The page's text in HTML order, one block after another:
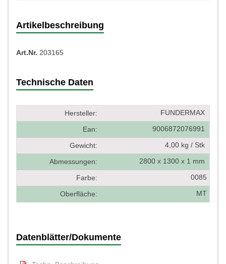
Artikelbeschreibung
Art.Nr. 203165
Technische Daten
Hersteller: FUNDERMAX
Ean: 9006872076991
Gewicht: 4,00 kg / Stk
Abmessungen: 2800 x 1300 x 1 mm
Farbe: 0085
Oberfläche: MT
Datenblätter/Dokumente